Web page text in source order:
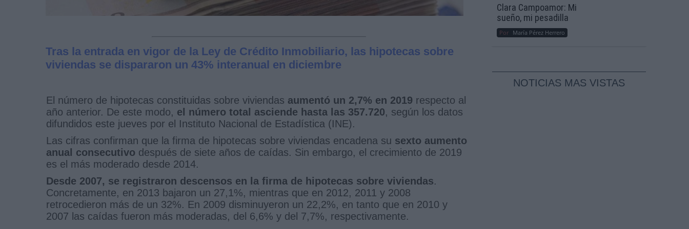
Tras la entrada en vigor de la Ley de Crédito Inmobiliario, las hipotecas sobre
viviendas se dispararon un 43% interanual en diciembre
El número de hipotecas constituidas sobre viviendas aumentó un 2,7% en 2019 respecto al
año anterior. De este modo, el número total asciende hasta las 357.720, según los datos
difundidos este jueves por el Instituto Nacional de Estadística (INE).
Las cifras confirman que la firma de hipotecas sobre viviendas encadena su sexto aumento
anual consecutivo después de siete años de caídas. Sin embargo, el crecimiento de 2019
es el más moderado desde 2014.
Desde 2007, se registraron descensos en la firma de hipotecas sobre viviendas.
Concretamente, en 2013 bajaron un 27,1%, mientras que en 2012, 2011 y 2008
retrocedieron más de un 32%. En 2009 disminuyeron un 22,2%, en tanto que en 2010 y
2007 las caídas fueron más moderadas, del 6,6% y del 7,7%, respectivamente.
Clara Campoamor: Mi
sueño, mi pesadilla
Por María Pérez Herrero
NOTICIAS MAS VISTAS